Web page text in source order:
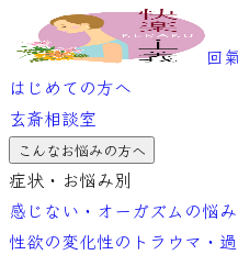
回
はじめての方へ
玄斎相談室
こんなお悩みの方へ
症状・お悩み別
感じない・オーガズムの悩み
性欲の変化性のトラウマ・